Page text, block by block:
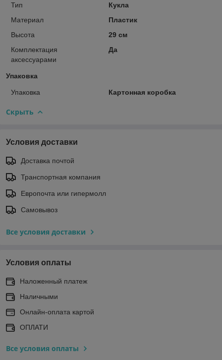
Тип
Кукла
Материал
Пластик
Высота
29 см
Комплектация
аксессуарами
Да
Упаковка
Упаковка Картонная коробка
Скрыть
Условия доставки
Доставка почтой
Транспортная компания
Европочта или гипермолл
Самовывоз
Все условия доставки
Условия оплаты
Наложенный платеж
Наличными
Онлайн-оплата картой
ОПЛАТИ
Все условия оплаты